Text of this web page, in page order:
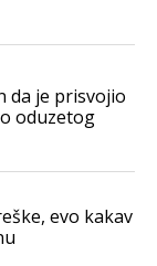
da je prisvojio
oduzetog
evo kakav